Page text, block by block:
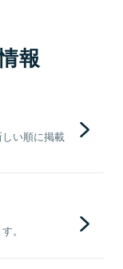
報
い順に掲載
。